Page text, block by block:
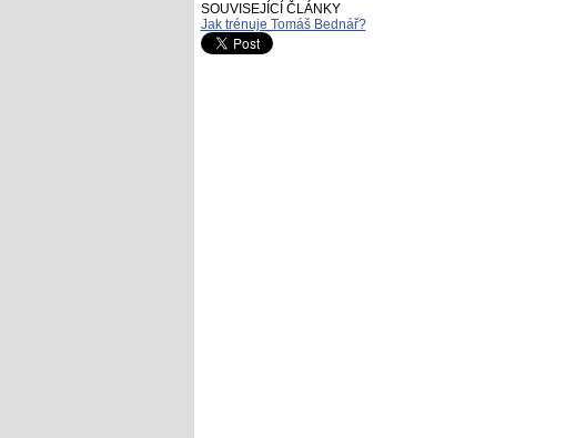
SOUVISEJÍCÍ ČLÁNKY
Jak trénuje Tomáš Bednář?